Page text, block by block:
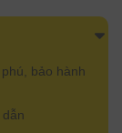
bảo hành